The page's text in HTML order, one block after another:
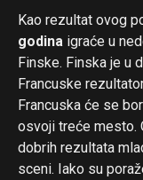
Kao rezultat ovog
godina igraće u
Finske. Finska je u
Francuske
Francuska će se
osvoji treće mesto.
dobrih rezultata
sceni. Iako su